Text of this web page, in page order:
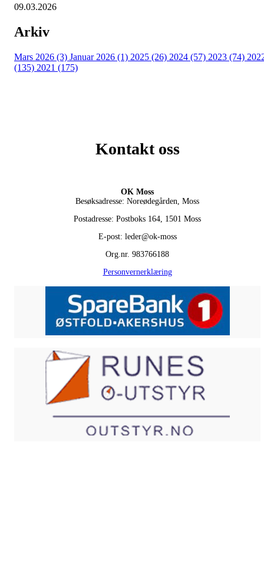
09.03.2026
Arkiv
Mars 2026 (3) Januar 2026 (1) 2025 (26) 2024 (57) 2023 (74)
(135) 2021 (175)
Kontakt oss
OK Moss
Besøksadresse: Noreødegården, Moss
Postadresse: Postboks 164, 1501 Moss
E-post: leder@ok-moss
Org.nr. 983766188
Personvernerklæring